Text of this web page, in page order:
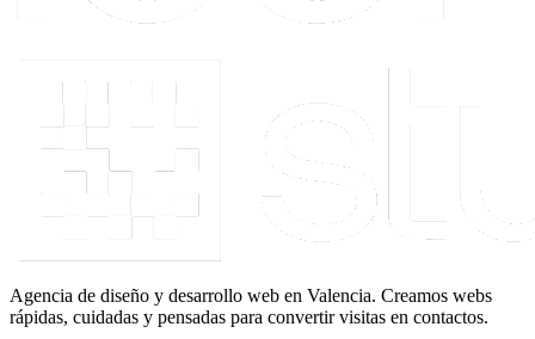
Agencia de diseño y desarrollo web en Valencia. Creamos webs
rápidas, cuidadas y pensadas para convertir visitas en contactos.